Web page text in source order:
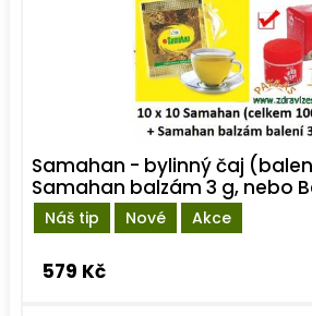
Náš tip Nové Akce
Samahan - bylinný čaj
Samahan balzám 3 g, nebo
579 Kč